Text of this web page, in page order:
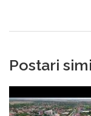
Postari